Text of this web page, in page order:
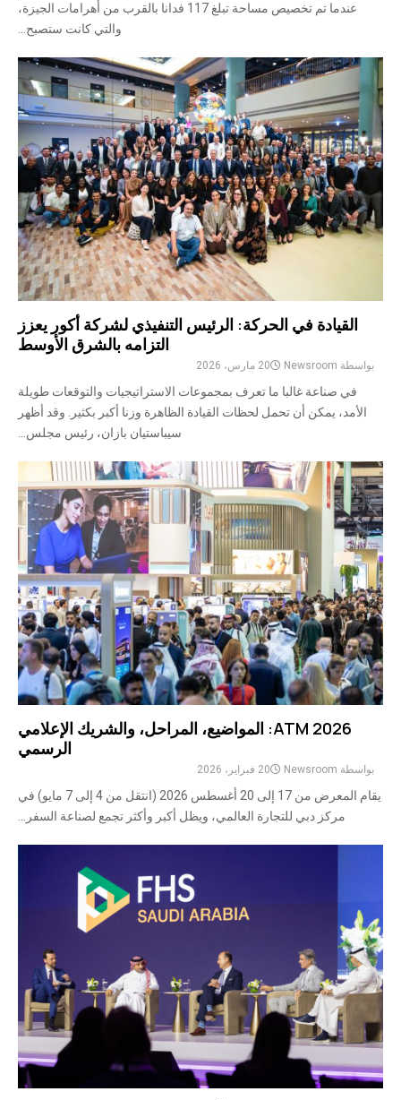
عندما تم تخصيص مساحة تبلغ 117 فدانا بالقرب من أهرامات الجيزة،
والتي كانت ستصبح...
القيادة في الحركة: الرئيس التنفيذي لشركة أكور يعزز
التزامه بالشرق الأوسط
بواسطة Newsroom 20 مارس، 2026
في صناعة غالبا ما تعرف بمجموعات الاستراتيجيات والتوقعات طويلة
الأمد، يمكن أن تحمل لحظات القيادة الظاهرة وزنا أكبر بكثير. وقد أظهر
سيباستيان بازان، رئيس مجلس...
ATM 2026: المواضيع، المراحل، والشريك الإعلامي
الرسمي
بواسطة Newsroom 20 فبراير، 2026
يقام المعرض من 17 إلى 20 أغسطس 2026 (انتقل من 4 إلى 7 مايو) في
مركز دبي للتجارة العالمي، ويظل أكبر وأكثر تجمع لصناعة السفر...